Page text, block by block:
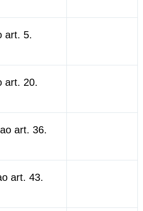
art. 5.
art. 20.
art. 36.
art. 43.